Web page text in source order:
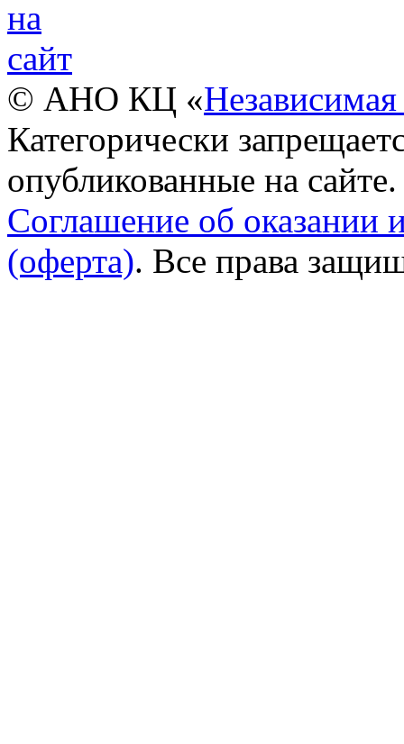
© АНО КЦ «Независимая
Категорически
опубликованные на сайте.
Соглашение об оказании
(оферта). Все права